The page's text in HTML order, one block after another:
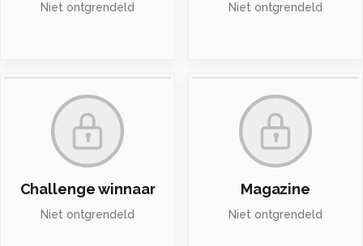
Niet ontgrendeld Niet ontgrendeld
Challenge winnaar
Niet ontgrendeld
Magazine
Niet ontgrendeld